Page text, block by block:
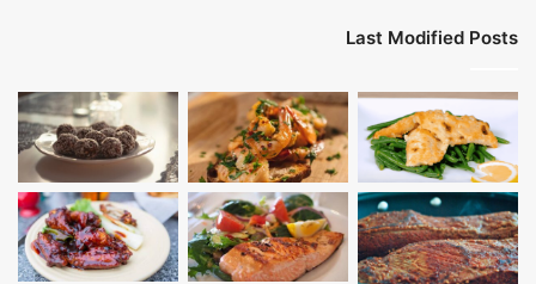
Last Modified Posts